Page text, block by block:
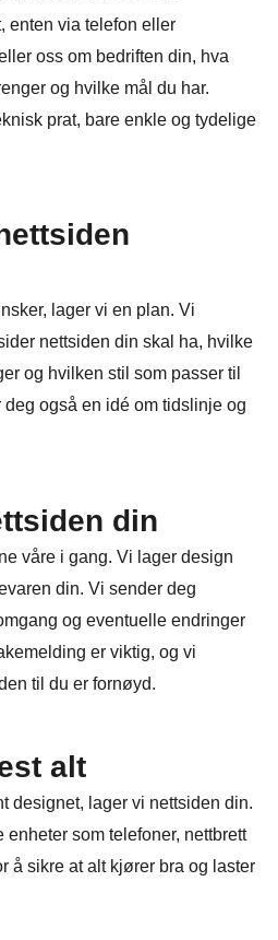
enten via telefon eller
oss om bedriften din, hva
og hvilke mål du har.
prat, bare enkle og tydelige
lager vi en plan. Vi
nettsiden din skal ha, hvilke
og hvilken stil som passer til
deg også en idé om tidslinje og
din
våre i gang. Vi lager design
din. Vi sender deg
og eventuelle endringer
er viktig, og vi
til du er fornøyd.
alt
designet, lager vi nettsiden din.
enheter som telefoner, nettbrett
å sikre at alt kjører bra og laster
bruker vi
lagre eller få tilgang til